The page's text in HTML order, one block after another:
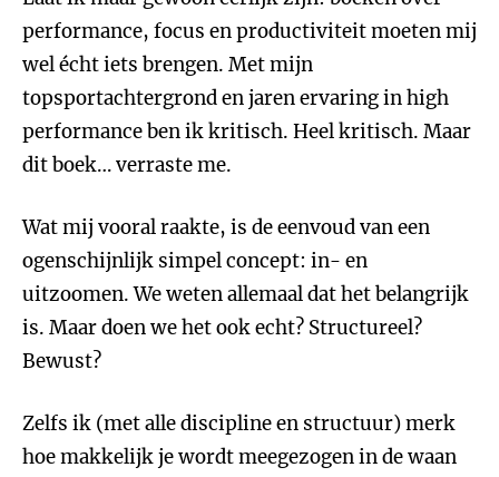
performance, focus en productiviteit moeten mij
wel écht iets brengen. Met mijn
topsportachtergrond en jaren ervaring in high
performance ben ik kritisch. Heel kritisch. Maar
dit boek… verraste me.
Wat mij vooral raakte, is de eenvoud van een
ogenschijnlijk simpel concept: in- en
uitzoomen. We weten allemaal dat het belangrijk
is. Maar doen we het ook echt? Structureel?
Bewust?
Zelfs ik (met alle discipline en structuur) merk
hoe makkelijk je wordt meegezogen in de waan